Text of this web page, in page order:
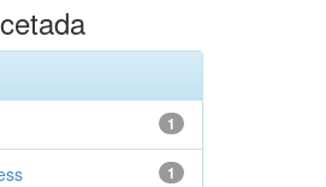
1
1